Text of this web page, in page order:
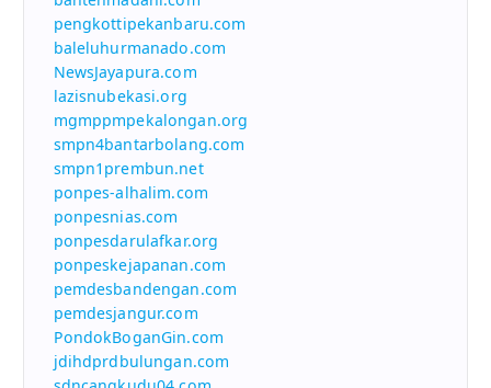
pengkottipekanbaru.com
baleluhurmanado.com
NewsJayapura.com
lazisnubekasi.org
mgmppmpekalongan.org
smpn4bantarbolang.com
smpn1prembun.net
ponpes-alhalim.com
ponpesnias.com
ponpesdarulafkar.org
ponpeskejapanan.com
pemdesbandengan.com
pemdesjangur.com
PondokBoganGin.com
jdihdprdbulungan.com